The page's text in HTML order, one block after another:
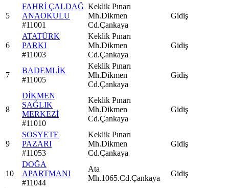
5
FAHRİ ÇALDAĞ
ANAOKULU
#11001
Keklik Pınarı
Mh.Dikmen
Cd.Çankaya
Gidiş
6
ATATÜRK
PARKI
#11003
Keklik Pınarı
Mh.Dikmen
Cd.Çankaya
Gidiş
7
BADEMLİK
#11005
Keklik Pınarı
Mh.Dikmen
Cd.Çankaya
Gidiş
8
DİKMEN
SAĞLIK
MERKEZİ
#11010
Keklik Pınarı
Mh.Dikmen
Cd.Çankaya
Gidiş
9
SOSYETE
PAZARI
#11053
Keklik Pınarı
Mh.Dikmen
Cd.Çankaya
Gidiş
10
DOĞA
APARTMANI
#11044
Ata
Mh.1065.Cd.Çankaya
Gidiş